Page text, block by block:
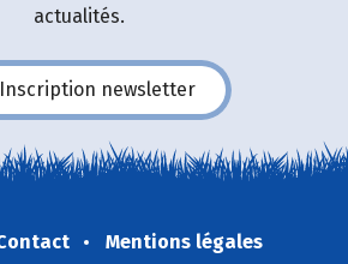
actualités.
Inscription newsletter
Mentions légales